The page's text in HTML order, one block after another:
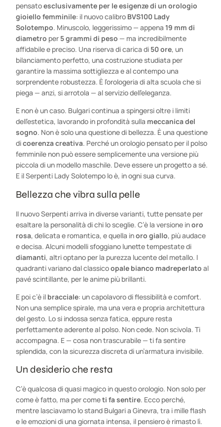
pensatoesclusivamente per le esigenze di un orologio
gioiello femminile: il nuovo calibro BVS100 Lady
Solotempo. Minuscolo, leggerissimo — appena 19 mm di
diametro per 5 grammi di peso — ma incredibilmente
affidabile e preciso. Una riserva di carica di 50 ore, un
bilanciamento perfetto, una costruzione studiata per
garantire la massima sottigliezza e al contempo una
sorprendente robustezza. È l’orologeria di alta scuola che si
piega — anzi, si arrotola — al servizio dell’eleganza.
E non è un caso. Bulgari continua a spingersi oltre i limiti
dell’estetica, lavorando in profondità sulla meccanica del
sogno. Non è solo una questione di bellezza. È una questione
dicoerenza creativa. Perché un orologio pensato per il polso
femminile non può essere semplicemente una versione più
piccola di un modello maschile. Deve essere un progetto a sé.
E il Serpenti Lady Solotempo lo è, in ogni sua curva.
Bellezza che vibra sulla pelle
Il nuovo Serpenti arriva in diverse varianti, tutte pensate per
esaltare la personalità di chi lo sceglie. C’è la versione inoro
rosa, delicata e romantica, e quella inoro giallo, più audace
e decisa. Alcuni modelli sfoggiano lunette tempestate di
diamanti, altri optano per la purezza lucente del metallo. I
quadranti variano dal classicoopale bianco madreperlato al
pavé scintillante, per le anime più brillanti.
E poi c’è il bracciale: un capolavoro di flessibilità e comfort.
Non una semplice spirale, ma una vera e propria architettura
del gesto. Lo si indossa senza fatica, eppure resta
perfettamente aderente al polso. Non cede. Non scivola. Ti
accompagna. E — cosa non trascurabile — ti fa sentire
splendida, con la sicurezza discreta di un’armatura invisibile.
Un desiderio che resta
C’è qualcosa di quasi magico in questo orologio. Non solo per
come è fatto, ma per cometi fa sentire. Ecco perché,
mentre lasciavamo lo stand Bulgari a Ginevra, tra i mille flash
e le emozioni di una giornata intensa, il pensiero è rimasto lì.